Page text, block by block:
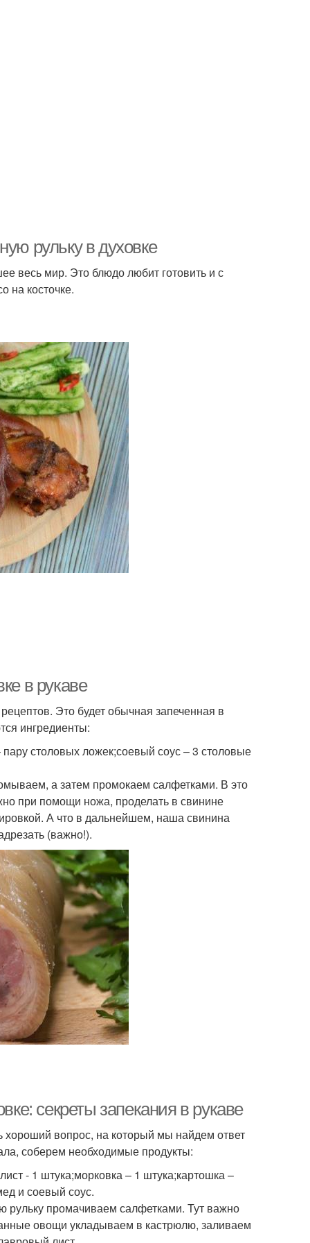
рульку в духовке
весь мир. Это блюдо любит готовить и с
на косточке.
в рукаве
Это будет обычная запеченная в
ингредиенты:
пару столовых ложек;соевый соус – 3 столовые
а затем промокаем салфетками. В это
при помощи ножа, проделать в свинине
А что в дальнейшем, наша свинина
(важно!).
секреты запекания в рукаве
хороший вопрос, на который мы найдем ответ
соберем необходимые продукты:
- 1 штука;морковка – 1 штука;картошка –
и соевый соус.
промачиваем салфетками. Тут важно
овощи укладываем в кастрюлю, заливаем